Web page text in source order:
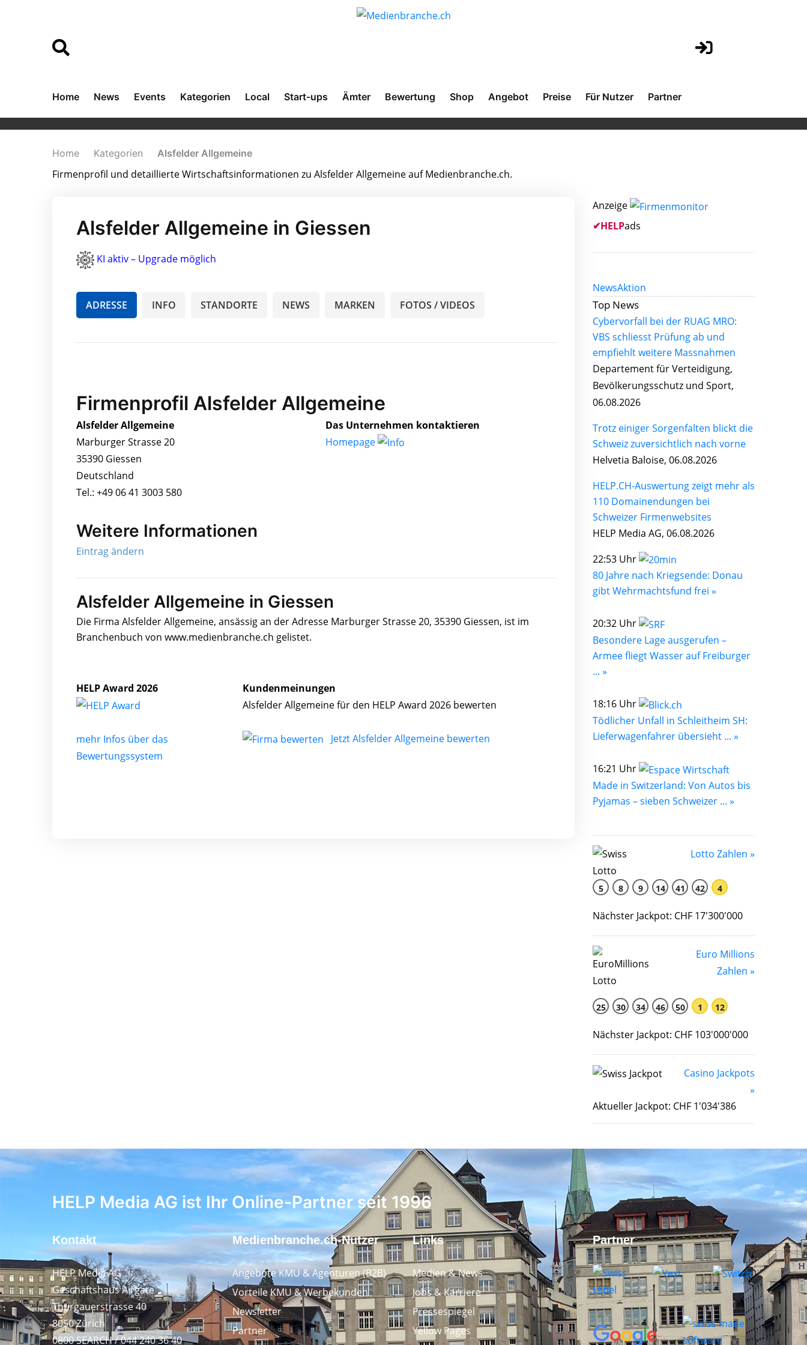
Home News Events Kategorien Local Start-ups Ämter Bewertung Shop Angebot Preise Für Nutzer Partner
Home Kategorien Alsfelder Allgemeine
Firmenprofil und detaillierte Wirtschaftsinformationen zu Alsfelder Allgemeine auf Medienbranche.ch.
Alsfelder Allgemeine in Giessen
KI aktiv – Upgrade möglich
ADRESSE INFO STANDORTE NEWS MARKEN FOTOS / VIDEOS
Firmenprofil Alsfelder Allgemeine
Alsfelder Allgemeine
Marburger Strasse 20
35390 Giessen
Deutschland
Tel.: +49 06 41 3003 580
Das Unternehmen kontaktieren
Homepage
Weitere Informationen
Eintrag ändern
Alsfelder Allgemeine in Giessen
Die Firma Alsfelder Allgemeine, ansässig an der Adresse Marburger Strasse 20, 35390 Giessen, ist im
Branchenbuch von www.medienbranche.ch gelistet.
HELP Award 2026
mehr Infos über das
Bewertungssystem
Kundenmeinungen
Alsfelder Allgemeine für den HELP Award 2026 bewerten
Jetzt Alsfelder Allgemeine bewerten
Anzeige
✔HELPads
NewsAktion
Top News
Cybervorfall bei der RUAG MRO:
VBS schliesst Prüfung ab und
empfiehlt weitere Massnahmen
Departement für Verteidigung,
Bevölkerungsschutz und Sport,
06.08.2026
Trotz einiger Sorgenfalten blickt die
Schweiz zuversichtlich nach vorne
Helvetia Baloise, 06.08.2026
HELP.CH-Auswertung zeigt mehr als
110 Domainendungen bei
Schweizer Firmenwebsites
HELP Media AG, 06.08.2026
22:53 Uhr
80 Jahre nach Kriegsende: Donau
gibt Wehrmachtsfund frei »
20:32 Uhr
Besondere Lage ausgerufen –
Armee fliegt Wasser auf Freiburger
... »
18:16 Uhr
Tödlicher Unfall in Schleitheim SH:
Lieferwagenfahrer übersieht ... »
16:21 Uhr
Made in Switzerland: Von Autos bis
Pyjamas – sieben Schweizer ... »
Lotto Zahlen »
5 8 9 14 41 42 4
Nächster Jackpot: CHF 17'300'000
Euro Millions
Zahlen »
25 30 34 46 50 1 12
Nächster Jackpot: CHF 103'000'000
Casino Jackpots
»
Aktueller Jackpot: CHF 1'034'386
HELP Media AG ist Ihr Online-Partner seit 1996
Kontakt
HELP Media AG
Geschäftshaus Airgate
Thurgauerstrasse 40
8050 Zürich
0800 SEARCH / 044 240 36 40
Medienbranche.ch-Nutzer
Angebote KMU & Agenturen (B2B)
Vorteile KMU & Werbekunden
Newsletter
Partner
Links
Medien & News
Jobs & Karriere
Pressespiegel
Yellow Pages
Partner